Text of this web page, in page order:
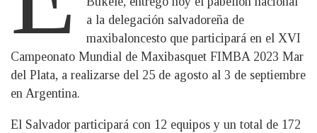
a la delegación salvadoreña de
maxibaloncesto que participará en el XVI
Campeonato Mundial de Maxibasquet FIMBA 2023 Mar
del Plata, a realizarse del 25 de agosto al 3 de septiembre
en Argentina.
El Salvador participará con 12 equipos y un total de 172